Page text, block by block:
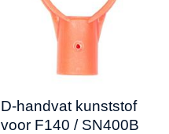
D-handvat kunststof
voor F140 / SN400B